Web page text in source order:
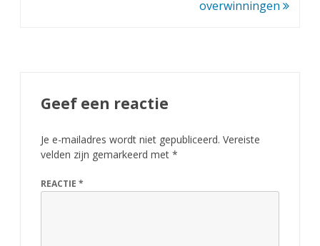
overwinningen
Geef een reactie
Je e-mailadres wordt niet gepubliceerd. Vereiste
velden zijn gemarkeerd met *
REACTIE *